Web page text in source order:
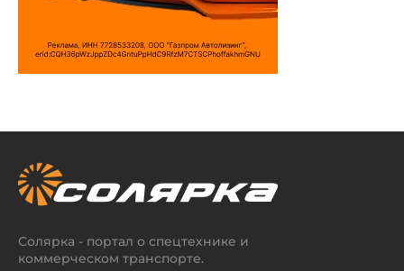
Солярка - портал о спецтехнике и
коммерческом транспорте.